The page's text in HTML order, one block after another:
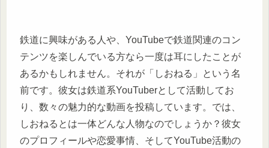
鉄道に興味がある人や、YouTubeで鉄道関連のコン
テンツを楽しんでいる方なら一度は耳にしたことが
あるかもしれません。それが「しおねる」という名
前です。彼女は鉄道系YouTuberとして活動してお
り、数々の魅力的な動画を投稿しています。では、
しおねるとは一体どんな人物なのでしょうか？彼女
のプロフィールや恋愛事情、そしてYouTube活動の